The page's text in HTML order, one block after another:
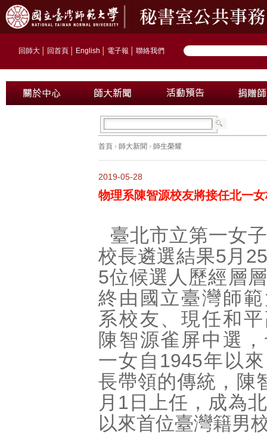
回師大 回首頁 English 電子報 聯絡我們
首頁 › 師大新聞 › 師生榮耀
2019-05-28
物理系陳智源校友將接任北一
臺北市立第一女
校長遴選結果5月
5位候選人歷經層
終由國立臺灣師
系校友、現任和
陳智源雀屏中選
一女自1945年以
長帶領的傳統，陳
月1日上任，成為
以來首位臺灣籍男